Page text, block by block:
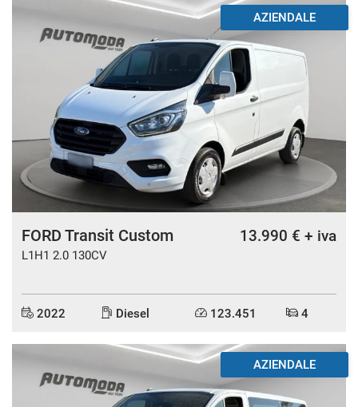
AZIENDALE
FORD Transit Custom
L1H1 2.0 130CV
13.990 € + iva
2022 Diesel 123.451 4
AZIENDALE